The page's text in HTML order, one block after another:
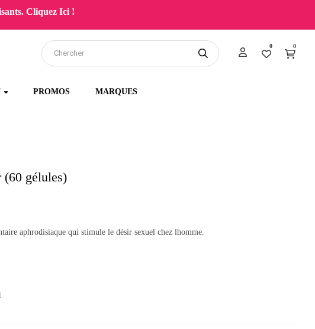
Cliquez Ici !
0 0
PROMOS MARQUES
(60 gélules)
aphrodisiaque qui stimule le désir sexuel chez lhomme.